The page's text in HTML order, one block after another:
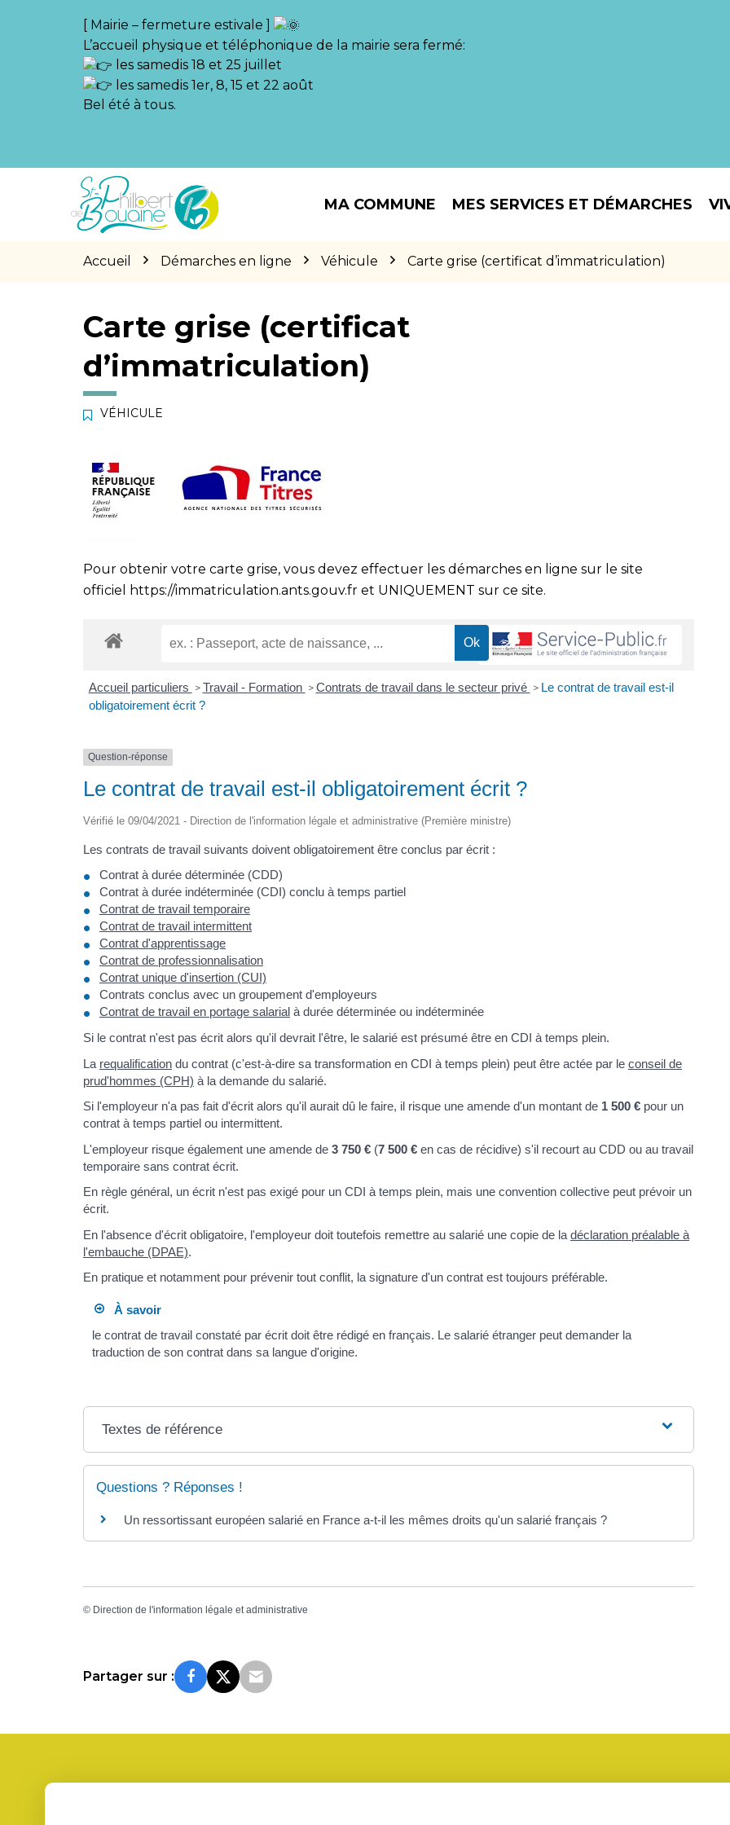
[ Mairie – fermeture estivale ]
L’accueil physique et téléphonique de la mairie sera fermé:
les samedis 18 et 25 juillet
les samedis 1er, 8, 15 et 22 août
Bel été à tous.
MA COMMUNE MES SERVICES ET DÉMARCHES
Accueil Démarches en ligne Véhicule Carte grise (certificat d’immatriculation)
Carte grise (certificat
d’immatriculation)
VÉHICULE
Pour obtenir votre carte grise, vous devez effectuer les démarches en ligne sur le site
officiel
https://immatriculation.ants.gouv.fr et UNIQUEMENT sur ce site.
Accueil particuliers > Travail - Formation > Contrats de travail dans le secteur privé > Le contrat de travail est-il
obligatoirement écrit ?
Question-réponse
Le contrat de travail est-il obligatoirement écrit ?
Vérifié le 09/04/2021 - Direction de l'information légale et administrative (Première ministre)
Les contrats de travail suivants doivent obligatoirement être conclus par écrit :
Contrat à durée déterminée (CDD)
Contrat à durée indéterminée (CDI) conclu à temps partiel
Contrat de travail temporaire
Contrat de travail intermittent
Contrat d'apprentissage
Contrat de professionnalisation
Contrat unique d'insertion (CUI)
Contrats conclus avec un groupement d'employeurs
Contrat de travail en portage salarial à durée déterminée ou indéterminée
Si le contrat n'est pas écrit alors qu'il devrait l'être, le salarié est présumé être en CDI à temps plein.
La requalification du contrat (c'est-à-dire sa transformation en CDI à temps plein) peut être actée par le conseil de
prud'hommes (CPH) à la demande du salarié.
Si l'employeur n'a pas fait d'écrit alors qu'il aurait dû le faire, il risque une amende d'un montant de 1 500 € pour un
contrat à temps partiel ou intermittent.
L'employeur risque également une amende de 3 750 € (7 500 € en cas de récidive) s'il recourt au CDD ou au travail
temporaire sans contrat écrit.
En règle général, un écrit n'est pas exigé pour un CDI à temps plein, mais une convention collective peut prévoir un
écrit.
En l'absence d'écrit obligatoire, l'employeur doit toutefois remettre au salarié une copie de la déclaration préalable à
l'embauche (DPAE).
En pratique et notamment pour prévenir tout conflit, la signature d'un contrat est toujours préférable.
À savoir
le contrat de travail constaté par écrit doit être rédigé en français. Le salarié étranger peut demander la
traduction de son contrat dans sa langue d'origine.
Textes de référence
Questions ? Réponses !
Un ressortissant européen salarié en France a-t-il les mêmes droits qu'un salarié français ?
© Direction de l'information légale et administrative
Partager sur :